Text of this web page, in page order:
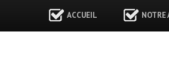
ACCUEIL NOTRE